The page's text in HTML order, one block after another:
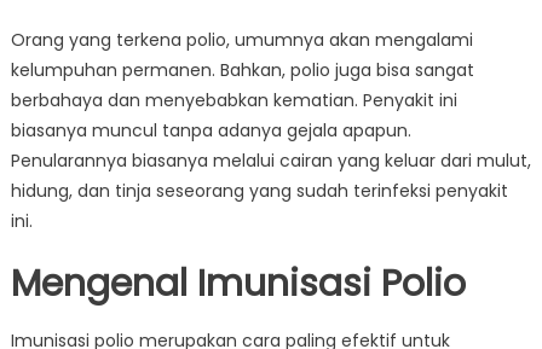
Orang yang terkena polio, umumnya akan mengalami
kelumpuhan permanen. Bahkan, polio juga bisa sangat
berbahaya dan menyebabkan kematian. Penyakit ini
biasanya muncul tanpa adanya gejala apapun.
Penularannya biasanya melalui cairan yang keluar dari mulut,
hidung, dan tinja seseorang yang sudah terinfeksi penyakit
ini.
Mengenal Imunisasi Polio
Imunisasi polio merupakan cara paling efektif untuk